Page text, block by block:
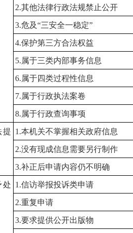
2.其他法律行政法规禁止公开
3.危及“三安全一稳定”
4.保护第三方合法权益
5.属于三类内部事务信息
6.属于四类过程性信息
7.属于行政执法案卷
8.属于行政查询事项
提 1.本机关不掌握相关政府信息
2.没有现成信息需要另行制作
3.补正后申请内容仍不明确
处 1.信访举报投诉类申请
2.重复申请
3.要求提供公开出版物